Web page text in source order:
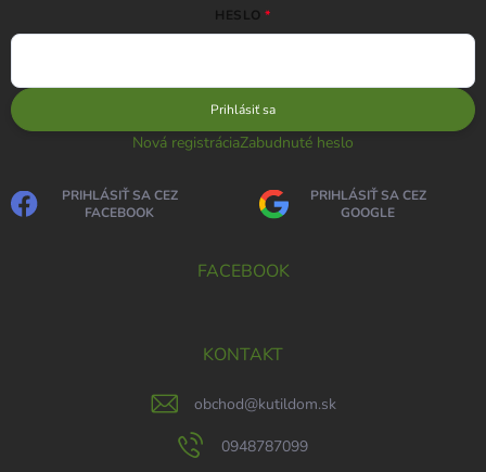
HESLO
Prihlásiť sa
Nová registráciaZabudnuté heslo
PRIHLÁSIŤ SA CEZ
FACEBOOK
PRIHLÁSIŤ SA CEZ
GOOGLE
FACEBOOK
KONTAKT
obchod@kutildom.sk
0948787099